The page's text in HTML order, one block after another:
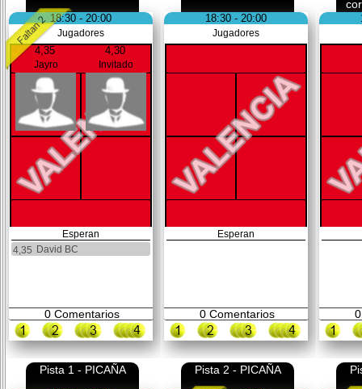
18:30 - 20:00
Jugadores
4,35
Jayro
4,30
Invitado
Esperan
4,35 David BC
0Comentarios
18:30 - 20:00
Jugadores
Esperan
0Comentarios 0
Pista 1 - PICAÑA Pista 2 - PICAÑA